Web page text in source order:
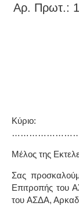
Αρ. Πρωτ.:
Κύριο:
Μέλος της
Σας
Επιτροπής του
του ΑΣΔΑ,